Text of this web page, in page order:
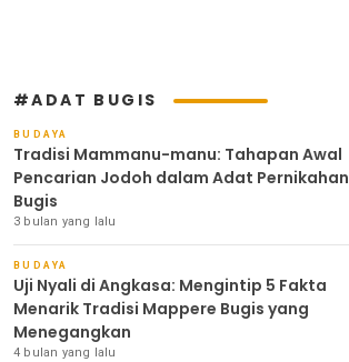
#ADAT BUGIS
BUDAYA
Tradisi Mammanu-manu: Tahapan Awal
Pencarian Jodoh dalam Adat Pernikahan
Bugis
3 bulan yang lalu
BUDAYA
Uji Nyali di Angkasa: Mengintip 5 Fakta
Menarik Tradisi Mappere Bugis yang
Menegangkan
4 bulan yang lalu